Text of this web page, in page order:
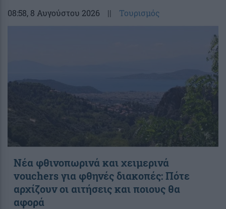
08:58, 8 Αυγούστου 2026 || Τουρισμός
Νέα φθινοπωρινά και χειμερινά
vouchers για φθηνές διακοπές: Πότε
αρχίζουν οι αιτήσεις και ποιους θα
αφορά